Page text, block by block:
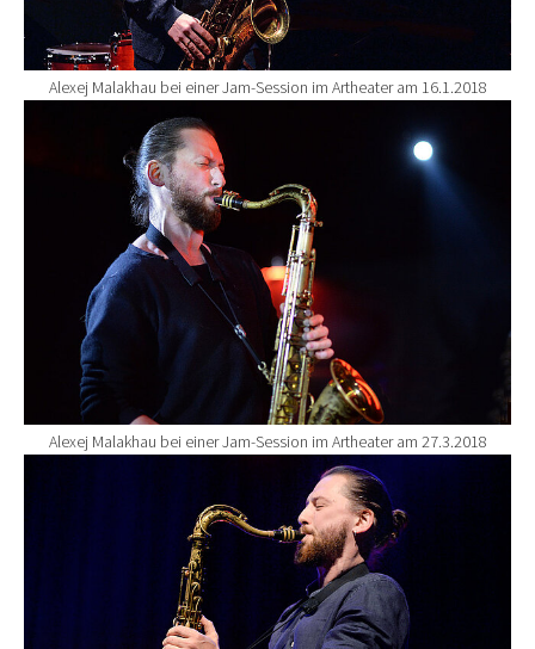
Alexej Malakhau bei einer Jam-Session im Artheater am 16.1.2018
Show larger version for:
Alexej Malakhau bei einer Jam-Session im Artheater am 27.3.2018